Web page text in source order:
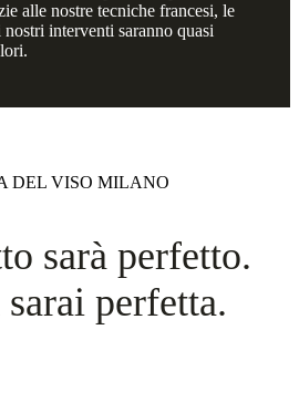
alle nostre tecniche francesi, le
interventi saranno quasi
sarà perfetto.
perfetta.